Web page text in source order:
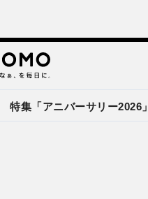
特集「アニバーサリー2026」